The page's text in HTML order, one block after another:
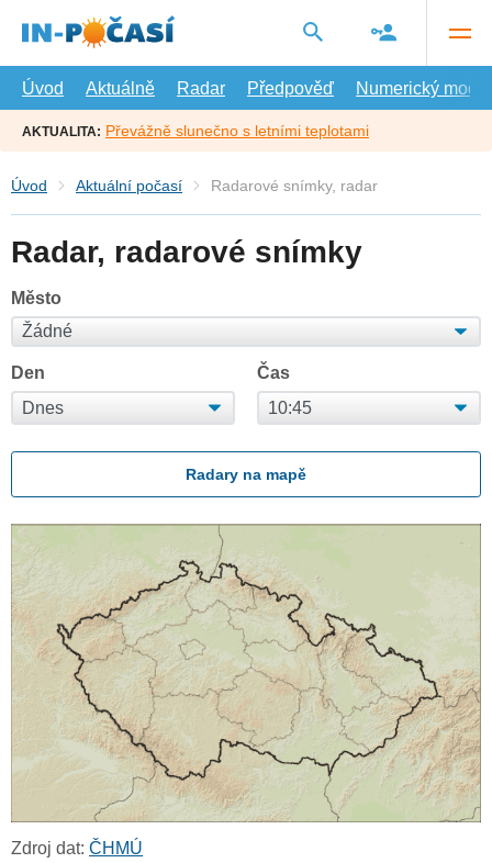
hlavní
Úvod
Aktuálně Radar Předpověď Numerický model
AKTUALITA: Převážně slunečno s letními teplotami
Úvod Aktuální počasí Radarové snímky, radar
Radar, radarové snímky
Město
Den Čas
Radary na mapě
Zdroj dat: ČHMÚ